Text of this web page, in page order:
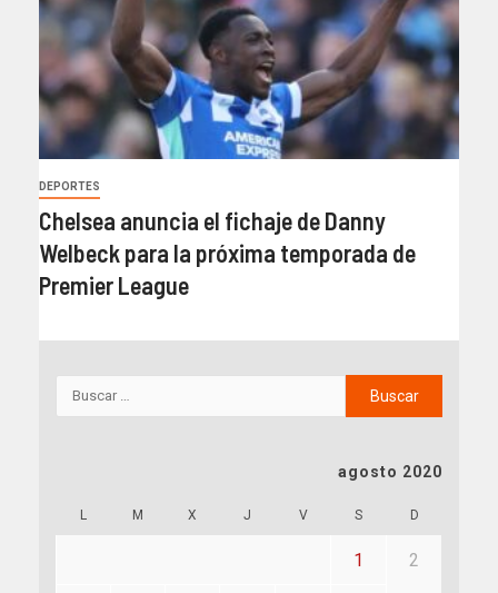
DEPORTES
Chelsea anuncia el fichaje de Danny
Welbeck para la próxima temporada de
Premier League
agosto 2020
L M X J V S D
1 2